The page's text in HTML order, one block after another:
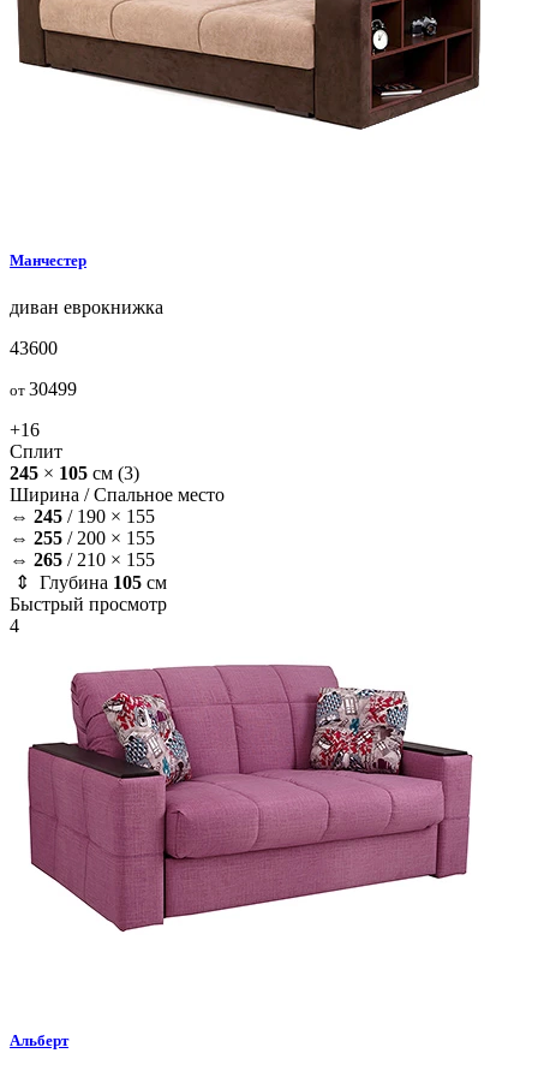
Манчестер
диван еврокнижка
43600
от 30499
+16
Сплит
245 × 105 см (3)
Ширина /Спальное место
⇔ 245 / 190 × 155
⇔ 255 / 200 × 155
⇔ 265 / 210 × 155
⇕ Глубина 105 см
Быстрый просмотр
4
Альберт